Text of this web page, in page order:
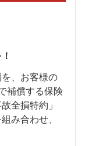
、お客様の
補償する保険
全損特約」
み合わせ、